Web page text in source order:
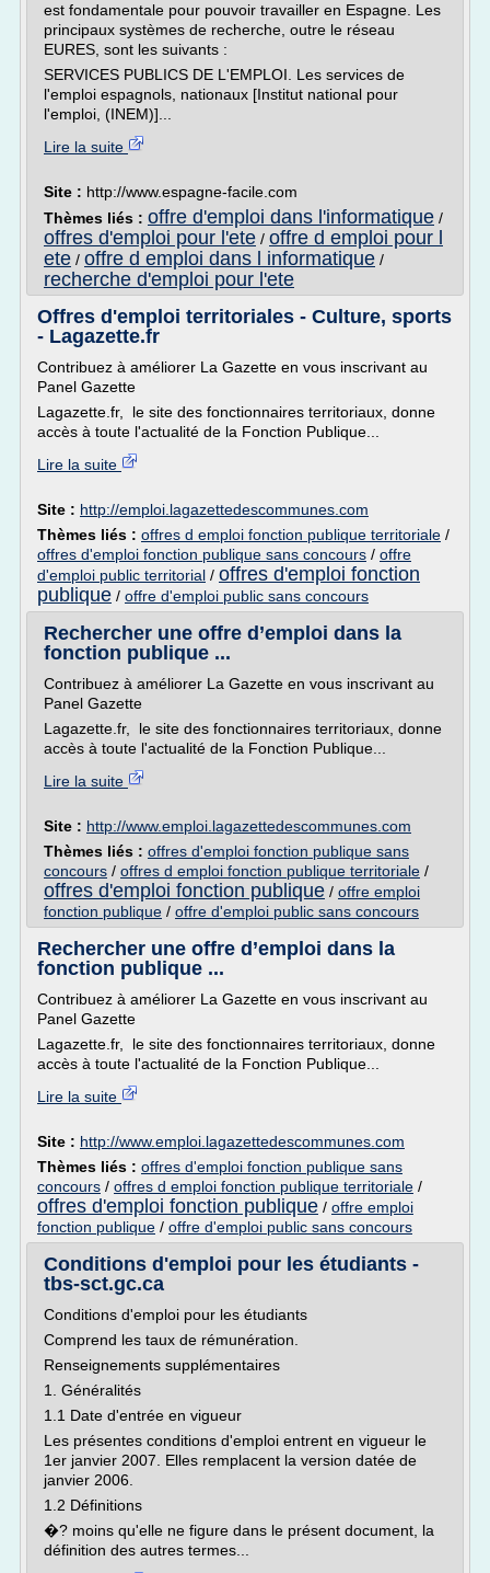
est fondamentale pour pouvoir travailler en Espagne. Les
principaux systèmes de recherche, outre le réseau
EURES, sont les suivants :
SERVICES PUBLICS DE L'EMPLOI. Les services de
l'emploi espagnols, nationaux [Institut national pour
l'emploi, (INEM)]...
Lire la suite
Site : http://www.espagne-facile.com
Thèmes liés : offre d'emploi dans l'informatique /
offres d'emploi pour l'ete / offre d emploi pour l
ete / offre d emploi dans l informatique /
recherche d'emploi pour l'ete
Offres d'emploi territoriales - Culture, sports
- Lagazette.fr
Contribuez à améliorer La Gazette en vous inscrivant au
Panel Gazette
Lagazette.fr, le site des fonctionnaires territoriaux, donne
accès à toute l'actualité de la Fonction Publique...
Lire la suite
Site : http://emploi.lagazettedescommunes.com
Thèmes liés : offres d emploi fonction publique territoriale /
offres d'emploi fonction publique sans concours / offre
d'emploi public territorial / offres d'emploi fonction
publique / offre d'emploi public sans concours
Rechercher une offre d’emploi dans la
fonction publique ...
Contribuez à améliorer La Gazette en vous inscrivant au
Panel Gazette
Lagazette.fr, le site des fonctionnaires territoriaux, donne
accès à toute l'actualité de la Fonction Publique...
Lire la suite
Site : http://www.emploi.lagazettedescommunes.com
Thèmes liés : offres d'emploi fonction publique sans
concours / offres d emploi fonction publique territoriale /
offres d'emploi fonction publique / offre emploi
fonction publique / offre d'emploi public sans concours
Rechercher une offre d’emploi dans la
fonction publique ...
Contribuez à améliorer La Gazette en vous inscrivant au
Panel Gazette
Lagazette.fr, le site des fonctionnaires territoriaux, donne
accès à toute l'actualité de la Fonction Publique...
Lire la suite
Site : http://www.emploi.lagazettedescommunes.com
Thèmes liés : offres d'emploi fonction publique sans
concours / offres d emploi fonction publique territoriale /
offres d'emploi fonction publique / offre emploi
fonction publique / offre d'emploi public sans concours
Conditions d'emploi pour les étudiants -
tbs-sct.gc.ca
Conditions d'emploi pour les étudiants
Comprend les taux de rémunération.
Renseignements supplémentaires
1. Généralités
1.1 Date d'entrée en vigueur
Les présentes conditions d'emploi entrent en vigueur le
1er janvier 2007. Elles remplacent la version datée de
janvier 2006.
1.2 Définitions
�? moins qu'elle ne figure dans le présent document, la
définition des autres termes...